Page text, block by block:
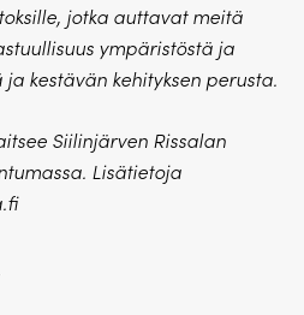
jotka auttavat meitä
ympäristöstä ja
kestävän kehityksen perusta.
Siilinjärven Rissalan
Lisätietoja